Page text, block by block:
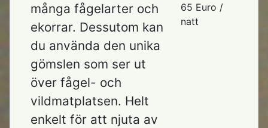
många fågelarter och
ekorrar. Dessutom kan
du använda den unika
gömslen som ser ut
över fågel- och
vildmatplatsen. Helt
enkelt för att njuta av
65 Euro /
natt